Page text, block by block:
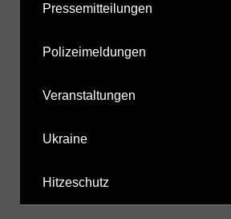
Pressemitteilungen
Polizeimeldungen
Veranstaltungen
Ukraine
Hitzeschutz